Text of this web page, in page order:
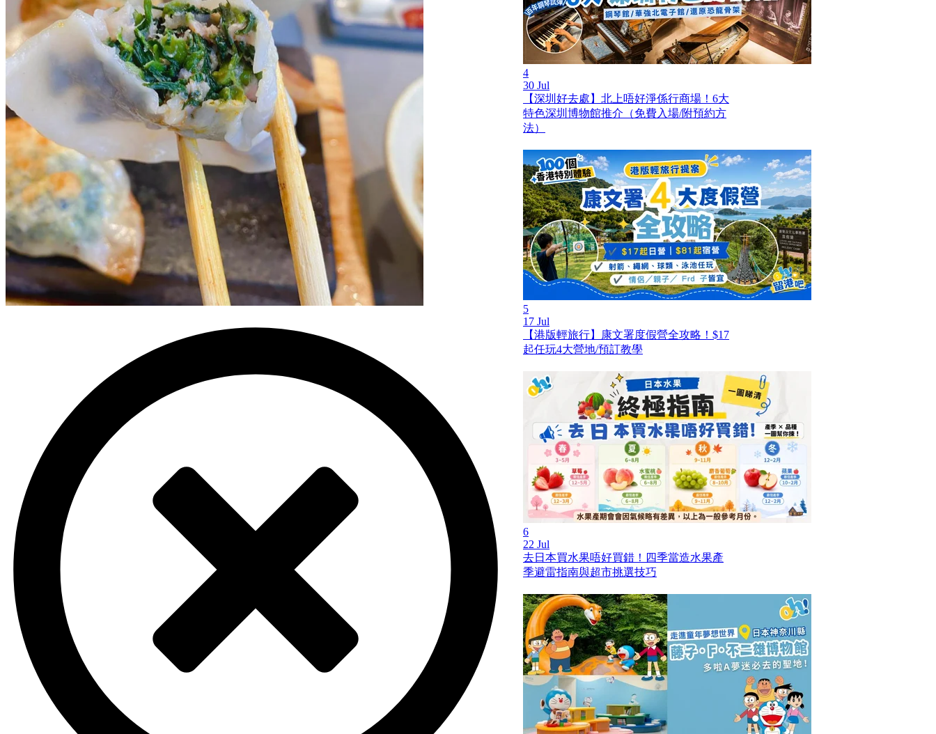
4
30 Jul
【深圳好去處】北上唔好淨係行商場！6大
特色深圳博物館推介（免費入場/附預約方
法）
5
17 Jul
【港版輕旅行】康文署度假營全攻略！$17
起任玩4大營地/預訂教學
6
22 Jul
去日本買水果唔好買錯！四季當造水果產
季避雷指南與超市挑選技巧